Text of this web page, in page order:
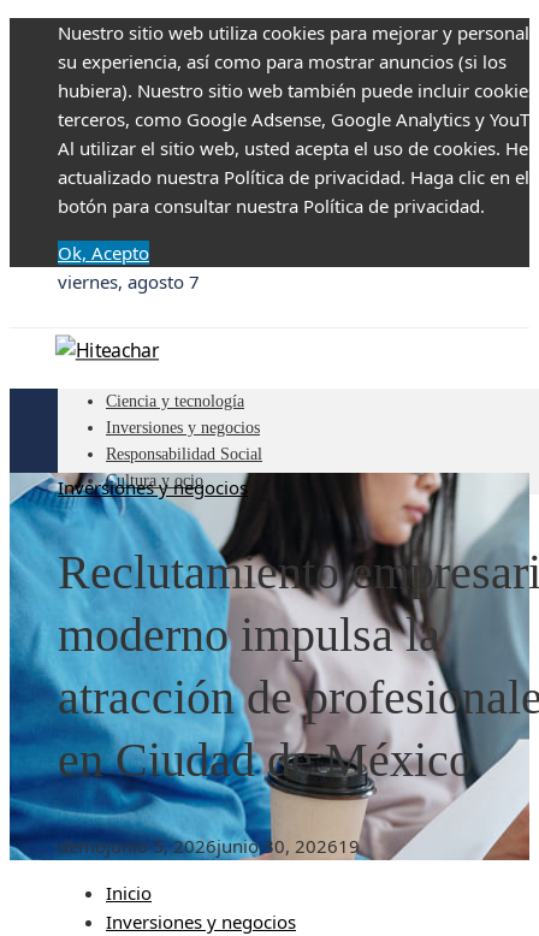
Nuestro sitio web utiliza cookies para mejorar y
su experiencia, así como para mostrar anuncios (si los
hubiera). Nuestro sitio web también puede incluir
terceros, como Google Adsense, Google Analytics y
Al utilizar el sitio web, usted acepta el uso de cookies.
actualizado nuestra Política de privacidad. Haga clic en el
botón para consultar nuestra Política de privacidad.
Ok, Acepto
viernes, agosto 7
Ciencia y tecnología
Inversiones y negocios
Responsabilidad Social
Cultura y ocio
Inversiones y negocios
Reclutamiento
moderno impulsa la
atracción de
en Ciudad de México
demojunio 5, 2026junio 30, 202619
Inicio
Inversiones y negocios